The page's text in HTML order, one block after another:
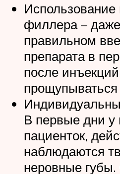
Использование
филлера –
правильном
препарата в
после
прощупываться
В первые дни у
пациенток,
наблюдаются
неровные